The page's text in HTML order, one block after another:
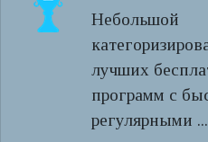
Небольшой
лучших
программ с
регулярными ...